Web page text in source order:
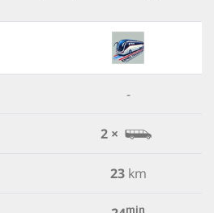
-
2 ×
23km
min